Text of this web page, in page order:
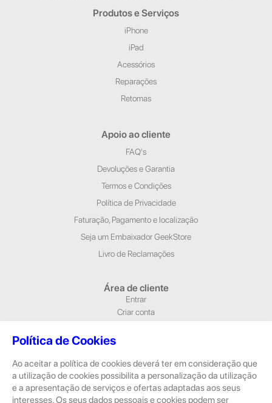
Política de Cookies
Ao aceitar a política de cookies deverá ter em consideração que
a utilização de cookies possibilita a personalização da utilização
e a apresentação de serviços e ofertas adaptadas aos seus
interesses. Os seus dados pessoais e cookies podem ser
Produtos e Serviços
iPhone
iPad
Acessórios
Reparações
Retomas
Apoio ao cliente
FAQ's
Devoluções e Garantia
Termos e Condições
Política de Privacidade
Faturação, Pagamento e localização
Seja um Embaixador GeekStore
Livro de Reclamações
Área de cliente
Entrar
Criar conta
Morada e Contactos
Alameda Dr. Alfredo Pimenta, n.º 204/A Loja 1, 4810-420 Guimarães
Rua Dom Pedro V, n.º 808 R/C, 4785-306 Trofa
geral@geekstore.pt